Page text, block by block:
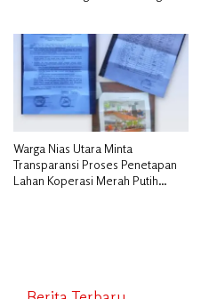
Warga Nias Utara Minta
Transparansi Proses Penetapan
Lahan Koperasi Merah Putih